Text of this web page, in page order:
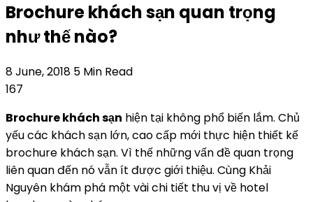
Brochure khách sạn quan trọng
như thế nào?
8 June, 2018 5 Min Read
167
Brochure khách sạn hiện tại không phổ biến lắm. Chủ
yếu các khách sạn lớn, cao cấp mới thực hiện thiết kế
brochure khách sạn. Vì thế những vấn đề quan trọng
liên quan đến nó vẫn ít được giới thiệu. Cùng Khải
Nguyên khám phá một vài chi tiết thu vị về hotel